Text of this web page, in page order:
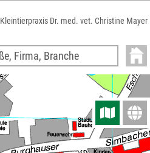
Kleintierpraxis Dr. med. vet. Christine Mayer